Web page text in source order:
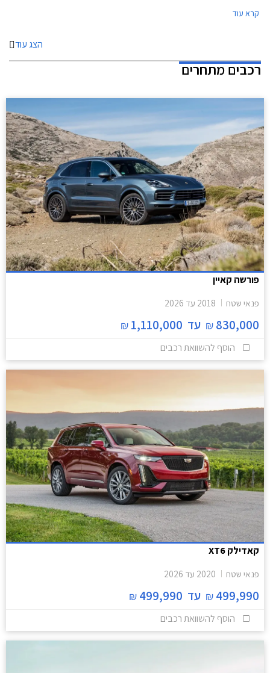
שהתרגלנו לראות בדגמים הקודמים של הדיסקברי.
קרא עוד
הצג עוד
רכבים מתחרים
פורשה קאיין
פנאי שטח 2018 עד 2026
830,000
₪ עד 1,110,000
₪
הוסף להשוואת רכבים
קאדילק XT6
פנאי שטח 2020 עד 2026
499,990
₪ עד 499,990
₪
הוסף להשוואת רכבים